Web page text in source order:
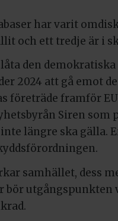
har varit
och ett tredje är i
den
2024 att gå emot
företräde framför
Siren som
längre ska gälla.
samhället, dess
utgångspunkten